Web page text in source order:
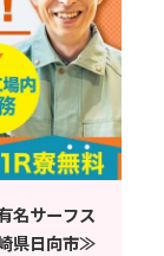
名サーフス
県日向市≫